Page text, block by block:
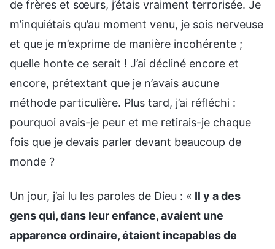
de frères et sœurs, j’étais vraiment terrorisée. Je
m’inquiétais qu’au moment venu, je sois nerveuse
et que je m’exprime de manière incohérente ;
quelle honte ce serait ! J’ai décliné encore et
encore, prétextant que je n’avais aucune
méthode particulière. Plus tard, j’ai réfléchi :
pourquoi avais-je peur et me retirais-je chaque
fois que je devais parler devant beaucoup de
monde ?
Un jour, j’ai lu les paroles de Dieu : « Il y a des
gens qui, dans leur enfance, avaient une
apparence ordinaire, étaient incapables de